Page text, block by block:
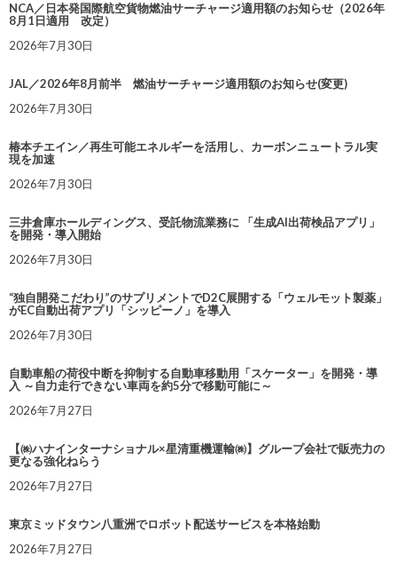
NCA／日本発国際航空貨物燃油サーチャージ適用額のお知らせ（2026年
8月1日適用 改定）
2026年7月30日
JAL／2026年8月前半 燃油サーチャージ適用額のお知らせ(変更)
2026年7月30日
椿本チエイン／再生可能エネルギーを活用し、カーボンニュートラル実
現を加速
2026年7月30日
三井倉庫ホールディングス、受託物流業務に 「生成AI出荷検品アプリ」
を開発・導入開始
2026年7月30日
“独自開発こだわり”のサプリメントでD2C展開する「ウェルモット製薬」
がEC自動出荷アプリ「シッピーノ」を導入
2026年7月30日
自動車船の荷役中断を抑制する自動車移動用「スケーター」を開発・導
入 ～自力走行できない車両を約5分で移動可能に～
2026年7月27日
【㈱ハナインターナショナル×星清重機運輸㈱】グループ会社で販売力の
更なる強化ねらう
2026年7月27日
東京ミッドタウン八重洲でロボット配送サービスを本格始動
2026年7月27日